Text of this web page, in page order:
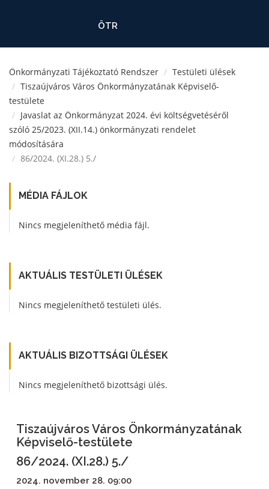
ÖTR
Önkormányzati Tájékoztató Rendszer
Testületi ülések
Tiszaújváros Város Önkormányzatának Képviselő-
testülete
Javaslat az Önkormányzat 2024. évi költségvetéséről
szóló 25/2023. (XII.14.) önkormányzati rendelet
módosítására
86/2024. (XI.28.) 5./
MÉDIA FÁJLOK
Nincs megjeleníthető média fájl.
AKTUÁLIS TESTÜLETI ÜLÉSEK
Nincs megjeleníthető testületi ülés.
AKTUÁLIS BIZOTTSÁGI ÜLÉSEK
Nincs megjeleníthető bizottsági ülés.
Tiszaújváros Város Önkormányzatának
Képviselő-testülete
86/2024. (XI.28.) 5./
2024. november 28. 09:00